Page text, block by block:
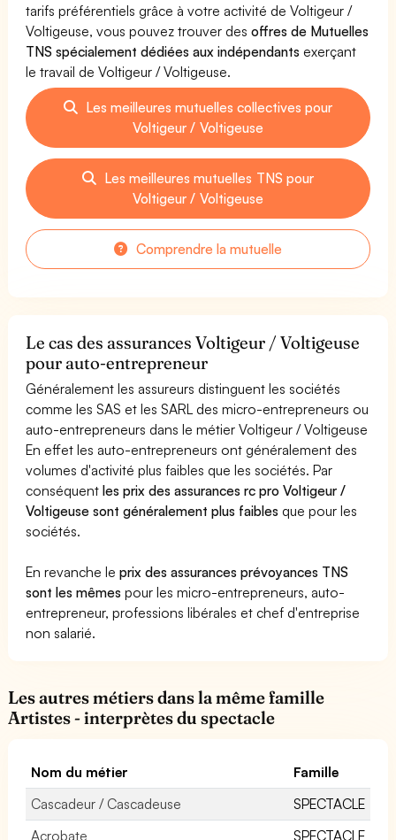
tarifs préférentiels grâce à votre activité de Voltigeur /
Voltigeuse, vous pouvez trouver desoffres de Mutuelles
TNS spécialement dédiées aux indépendants exerçant
le travail de Voltigeur / Voltigeuse.
Les meilleures mutuelles collectives pour
Voltigeur / Voltigeuse
Les meilleures mutuelles TNS pour
Voltigeur / Voltigeuse
Comprendre la mutuelle
Le cas des assurances Voltigeur / Voltigeuse
pour auto-entrepreneur
Généralement les assureurs distinguent les sociétés
comme les SAS et les SARL des micro-entrepreneurs ou
auto-entrepreneurs dans le métier Voltigeur / Voltigeuse
En effet les auto-entrepreneurs ont généralement des
volumes d'activité plus faibles que les sociétés. Par
conséquentles prix des assurances rc pro Voltigeur /
Voltigeuse sont généralement plus faibles que pour les
sociétés.
En revanche leprix des assurances prévoyances TNS
sont les mêmes pour les micro-entrepreneurs, auto-
entrepreneur, professions libérales et chef d'entreprise
non salarié.
Les autres métiers dans la même famille
Artistes - interprètes du spectacle
Nom du métier
Famille
Cascadeur / Cascadeuse
SPECTACLE
Acrobate
SPECTACLE